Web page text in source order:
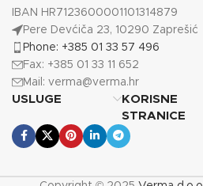
IBAN HR7123600001101314879
Pere Devćiča 23, 10290 Zaprešić
Phone: +385 01 33 57 496
Fax: +385 01 33 11 652
Mail: verma@verma.hr
USLUGE
KORISNE
STRANICE